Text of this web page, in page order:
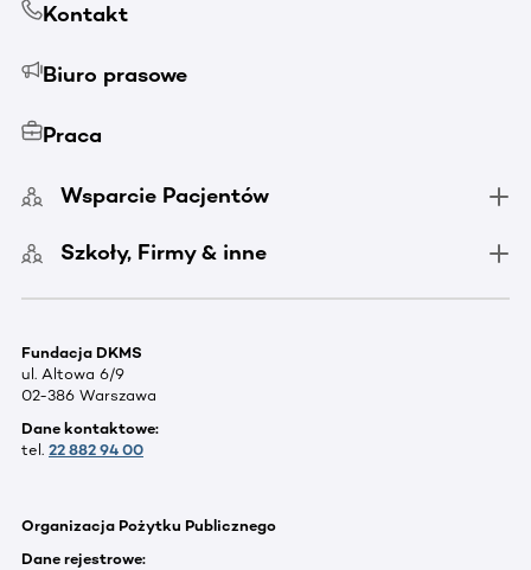
Kontakt
Biuro prasowe
Praca
Wsparcie Pacjentów
Szkoły, Firmy & inne
Fundacja DKMS
ul. Altowa 6/9
02-386 Warszawa
Dane kontaktowe:
tel. 22 882 94 00
Organizacja Pożytku Publicznego
Dane rejestrowe: